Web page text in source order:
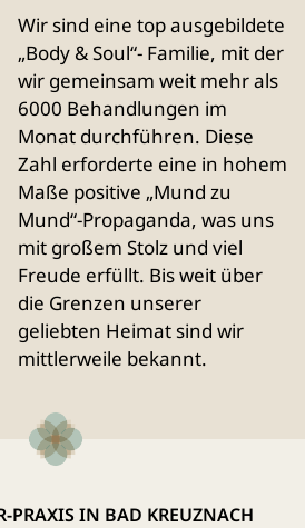
Wir sind eine top ausgebildete
„Body & Soul“- Familie, mit der
wir gemeinsam weit mehr als
6000 Behandlungen im
Monat durchführen. Diese
Zahl erforderte eine in hohem
Maße positive „Mund zu
Mund“-Propaganda, was uns
mit großem Stolz und viel
Freude erfüllt. Bis weit über
die Grenzen unserer
geliebten Heimat sind wir
mittlerweile bekannt.
PRAXIS IN BAD KREUZNACH